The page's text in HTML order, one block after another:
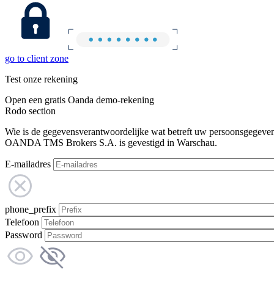
go to client zone
Test onze rekening
Open een gratis Oanda demo-rekening
Rodo section
Wie is de gegevensverantwoordelijke wat betreft uw
OANDA TMS Brokers S.A. is gevestigd in Warschau.
E-mailadres
phone_prefix
Telefoon
Password